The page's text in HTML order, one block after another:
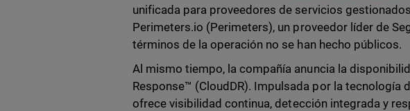
unificada para proveedores de servicios
Perimeters.io (Perimeters), un proveedor líder de
términos de la operación no se han hecho públicos.
Al mismo tiempo, la compañía anuncia la
Response™ (CloudDR). Impulsada por la tecnología
ofrece visibilidad continua, detección integrada y